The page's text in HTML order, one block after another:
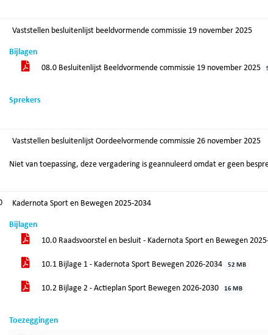
Vaststellen besluitenlijst beeldvormende commissie 19 november 2025
Bijlagen
08.0 Besluitenlijst Beeldvormende commissie 19 november 2025
Sprekers
Vaststellen besluitenlijst Oordeelvormende commissie 26 november 2025
Niet van toepassing, deze vergadering is geannuleerd omdat er geen
Kadernota Sport en Bewegen 2025-2034
Bijlagen
10.0 Raadsvoorstel en besluit - Kadernota Sport en Bewegen
10.1 Bijlage 1 - Kadernota Sport Bewegen 2026-2034 52 MB
10.2 Bijlage 2 - Actieplan Sport Bewegen 2026-2030 16 MB
Toezeggingen